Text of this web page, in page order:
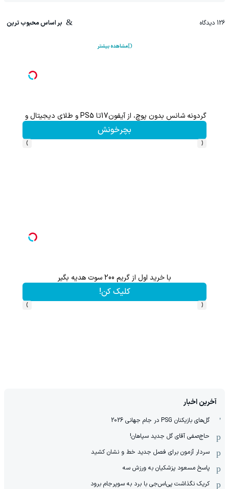
126 دیدگاه بر اساس محبوب ترین
مشاهده بیشتر
گردونه شانس بدون پوچ، از آیفون17تا PS5 و طلای دیجیتال و دلار🔥
بچرخونش
‹
›
با خرید اول از گریم 200 سوت هدیه بگیر
کلیک کن!
‹
›
آخرین اخبار
گل‌های بازیکنان PSG در جام جهانی 2026
حاج‌صفی آقای گل جدید سپاهان!
سردار آزمون برای فصل جدید خط و نشان کشید
پاسخ مسعود پزشکیان به ورزش سه
کریک نگذاشت پی‌اس‌جی با برد به سوپرجام برود